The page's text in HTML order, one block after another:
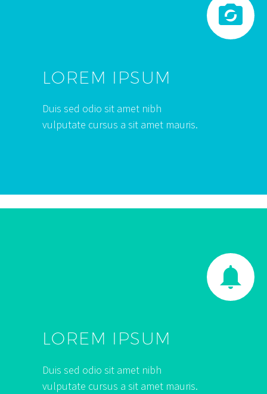


LOREM IPSUM
Duis sed odio sit amet nibh
vulputate cursus a sit amet mauris.


LOREM IPSUM
Duis sed odio sit amet nibh
vulputate cursus a sit amet mauris.